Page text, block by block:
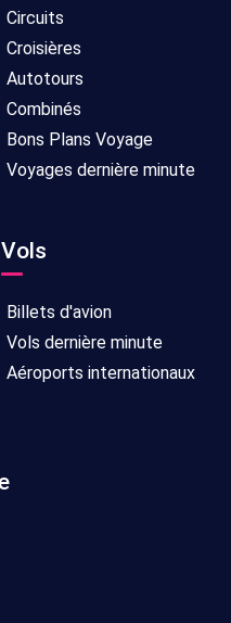
Circuits
Croisières
Autotours
Combinés
Bons Plans Voyage
Voyages dernière minute
Vols
Billets d'avion
Vols dernière minute
Aéroports internationaux